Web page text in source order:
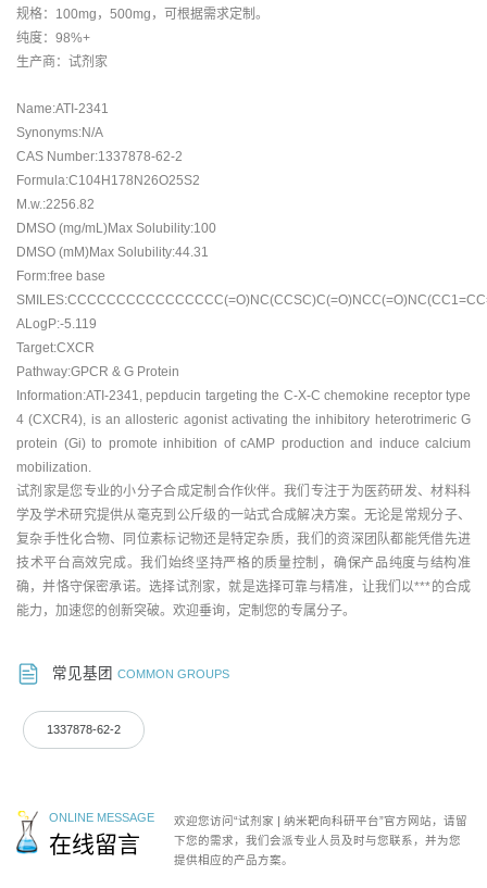
规格：100mg，500mg，可根据需求定制。
纯度：98%+
生产商：试剂家
Name:ATI-2341
Synonyms:N/A
CAS Number:1337878-62-2
Formula:C104H178N26O25S2
M.w.:2256.82
DMSO (mg/mL)Max Solubility:100
DMSO (mM)Max Solubility:44.31
Form:free base
ALogP:-5.119
Target:CXCR
Pathway:GPCR & G Protein
Information:ATI-2341, pepducin targeting the C-X-C chemokine receptor type
4 (CXCR4), is an allosteric agonist activating the inhibitory heterotrimeric G
protein (Gi) to promote inhibition of cAMP production and induce calcium
mobilization.
试剂家是您专业的小分子合成定制合作伙伴。我们专注于为医药研发、材料科
学及学术研究提供从毫克到公斤级的一站式合成解决方案。无论是常规分子、
复杂手性化合物、同位素标记物还是特定杂质，我们的资深团队都能凭借先进
技术平台高效完成。我们始终坚持严格的质量控制，确保产品纯度与结构准
确，并恪守保密承诺。选择试剂家，就是选择可靠与精准，让我们以***的合成
能力，加速您的创新突破。欢迎垂询，定制您的专属分子。
常见基团 COMMON GROUPS
1337878-62-2
ONLINE MESSAGE
在线留言
欢迎您访问“试剂家 | 纳米靶向科研平台”官方网站，请留
下您的需求，我们会派专业人员及时与您联系，并为您
提供相应的产品方案。